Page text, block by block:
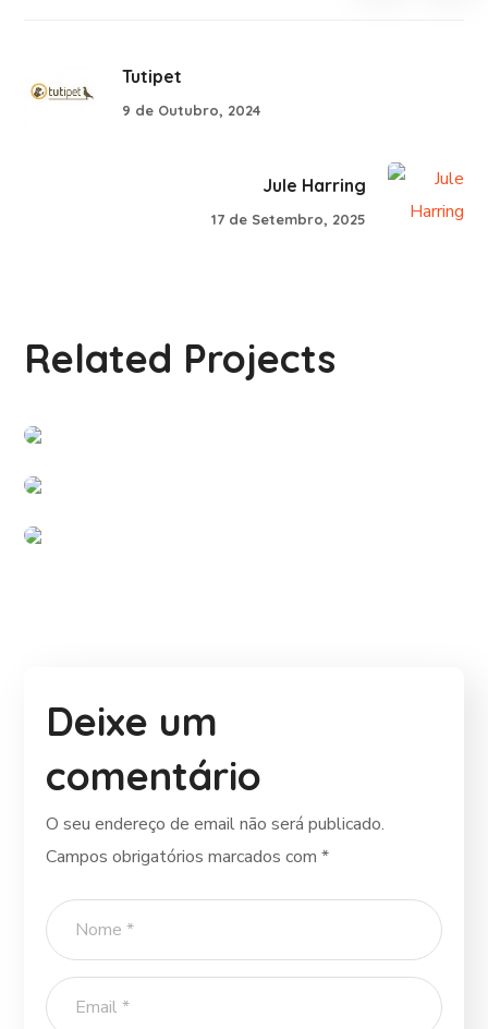
Tutipet
9 de Outubro, 2024
Jule Harring
17 de Setembro, 2025
Related Projects
Barry4Kids
Deixe um
comentário
O seu endereço de email não será publicado.
Campos obrigatórios marcados com*